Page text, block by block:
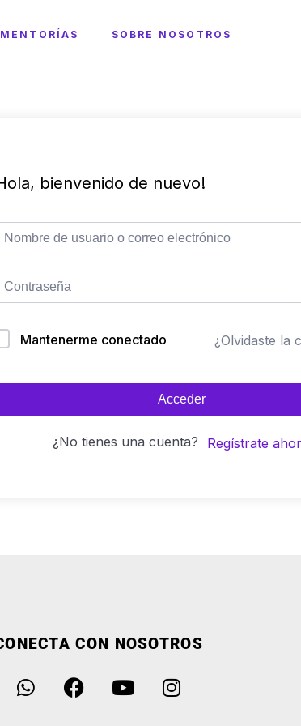
MENTORÍAS SOBRE NOSOTROS
bienvenido de nuevo!
Mantenerme conectado ¿Olvidaste la
Acceder
¿No tienes una cuenta? Regístrate
CON NOSOTROS